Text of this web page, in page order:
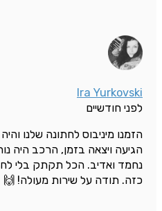
Ira Yurkovski
לפני חודשיים
הזמנו מיניבוס לחתונה שלנו
הגיעה ויצאה בזמן, הרכב היה
נחמד ואדיב. הכל תקתק בלי
כזה. תודה על שירות מעולה! 🙌